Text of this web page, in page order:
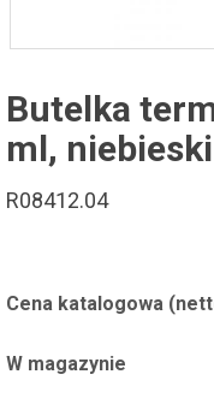
Butelka
ml, niebieski
R08412.04
Cena katalogowa
W magazynie